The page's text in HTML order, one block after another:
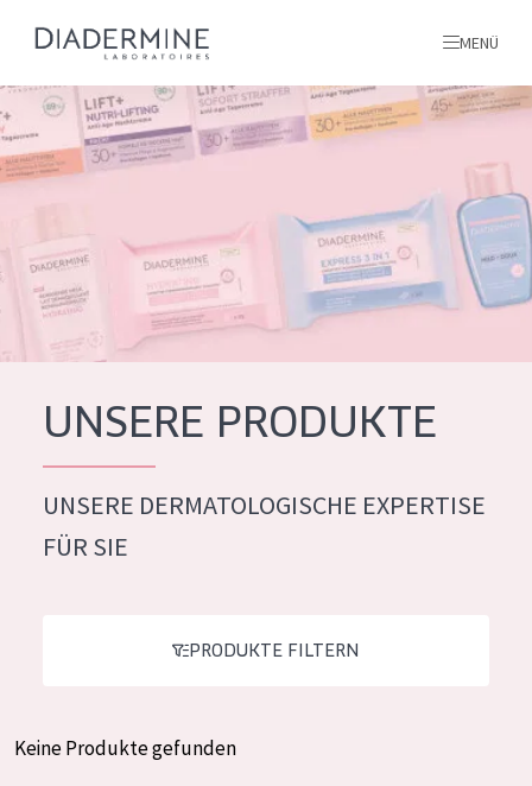
PRODUKTTYP
Feuchtigkeit und Ausstrahlung
Hautregeneration
PRODUKTTYP
ALLE PRODUKTE
Alle produkte
MENÜ
inhaltsstoffe
Über uns
Inspiration
Kontakt
French
UNSERE PRODUKTE
UNSERE DERMATOLOGISCHE EXPERTISE
FÜR SIE
PRODUKTE FILTERN
Keine Produkte gefunden